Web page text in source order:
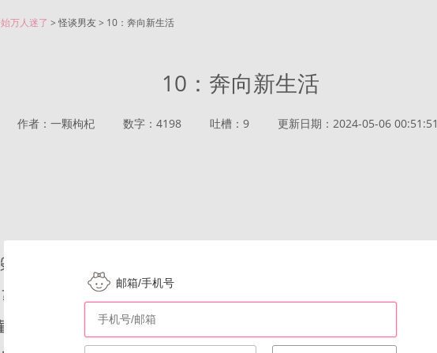
万人迷了 > 怪谈男友 > 10：奔向新生活
10：奔向新生活
作者：一颗枸杞 数字：4198 吐槽：9 更新日期：2024-05-06 00:51:51
邮箱/手机号